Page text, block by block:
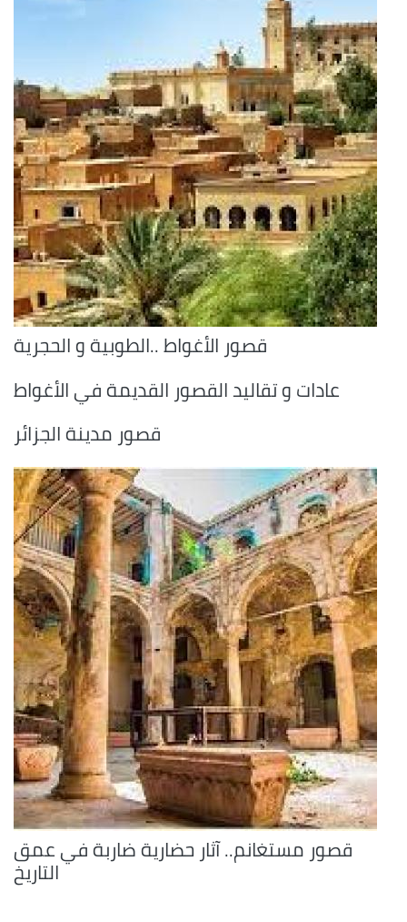
قصور الأغواط ..الطوبية و الحجرية
عادات و تقاليد القصور القديمة في الأغواط
قصور مدينة الجزائر
قصور مستغانم.. آثار حضارية ضاربة في عمق
التاريخ